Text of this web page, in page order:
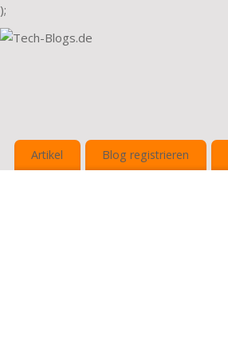
);
Artikel Blog registrieren